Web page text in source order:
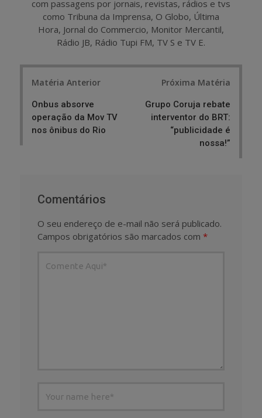
com passagens por jornais, revistas, rádios e tvs
como Tribuna da Imprensa, O Globo, Última
Hora, Jornal do Commercio, Monitor Mercantil,
Rádio JB, Rádio Tupi FM, TV S e TV E.
Matéria Anterior
Onbus absorve
operação da Mov TV
nos ônibus do Rio
Próxima Matéria
Grupo Coruja rebate
interventor do BRT:
“publicidade é
nossa!”
Comentários
O seu endereço de e-mail não será publicado.
Campos obrigatórios são marcados com *